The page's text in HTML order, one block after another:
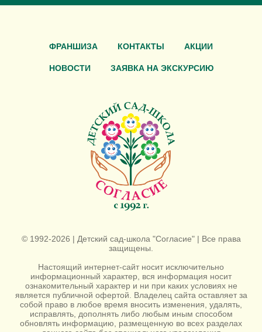
ФРАНШИЗА КОНТАКТЫ АКЦИИ
НОВОСТИ ЗАЯВКА НА ЭКСКУРСИЮ
© 1992-2026 | Детский сад-школа "Согласие" | Все права
защищены.
Настоящий интернет-сайт носит исключительно
информационный характер, вся информация носит
ознакомительный характер и ни при каких условиях не
является публичной офертой. Владелец сайта оставляет за
собой право в любое время вносить изменения, удалять,
исправлять, дополнять либо любым иным способом
обновлять информацию, размещенную во всех разделах